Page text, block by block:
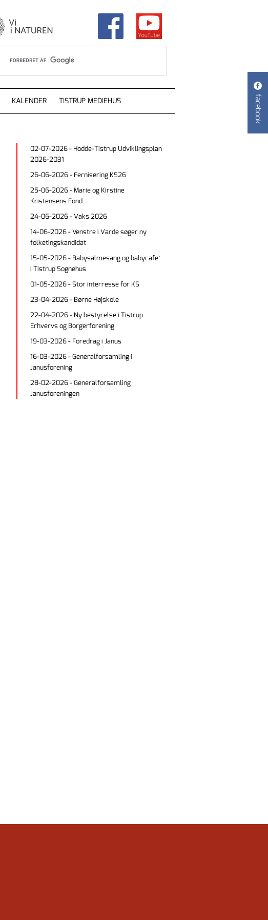
KALENDER TISTRUP MEDIEHUS
02-07-2026 - Hodde-Tistrup Udviklingsplan
2026-2031
26-06-2026 - Fernisering KS26
25-06-2026 - Marie og Kirstine
Kristensens Fond
24-06-2026 - Vaks 2026
14-06-2026 - Venstre i Varde søger ny
folketingskandidat
15-05-2026 - Babysalmesang og babycafe`
i Tistrup Sognehus
01-05-2026 - Stor interresse for KS
23-04-2026 - Børne Højskole
22-04-2026 - Ny bestyrelse i Tistrup
Erhvervs og Borgerforening
19-03-2026 - Foredrag i Janus
16-03-2026 - Generalforsamling i
Janusforening
28-02-2026 - Generalforsamling
Janusforeningen

facebook